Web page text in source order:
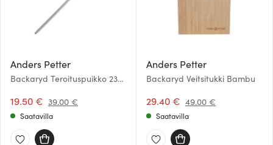
Anders Petter
Backaryd Teroituspuikko 23
19.50 € 39.00 €
Saatavilla
Anders Petter
Backaryd Veitsitukki Bambu
29.40 € 49.00 €
Saatavilla